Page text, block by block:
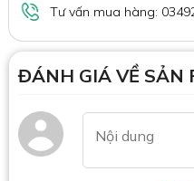
Tư vấn mua hàng:
ĐÁNH GIÁ VỀ SẢN